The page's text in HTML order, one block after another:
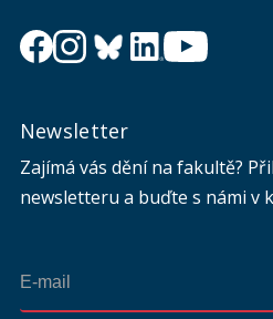
Newsletter
Zajímá vás dění na fakultě?
newsletteru a buďte s námi v